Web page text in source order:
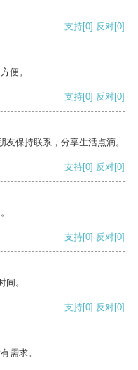
支持[0] 反对[0]
便。
支持[0] 反对[0]
保持联系，分享生活点滴。
支持[0] 反对[0]
支持[0] 反对[0]
。
支持[0] 反对[0]
需求。